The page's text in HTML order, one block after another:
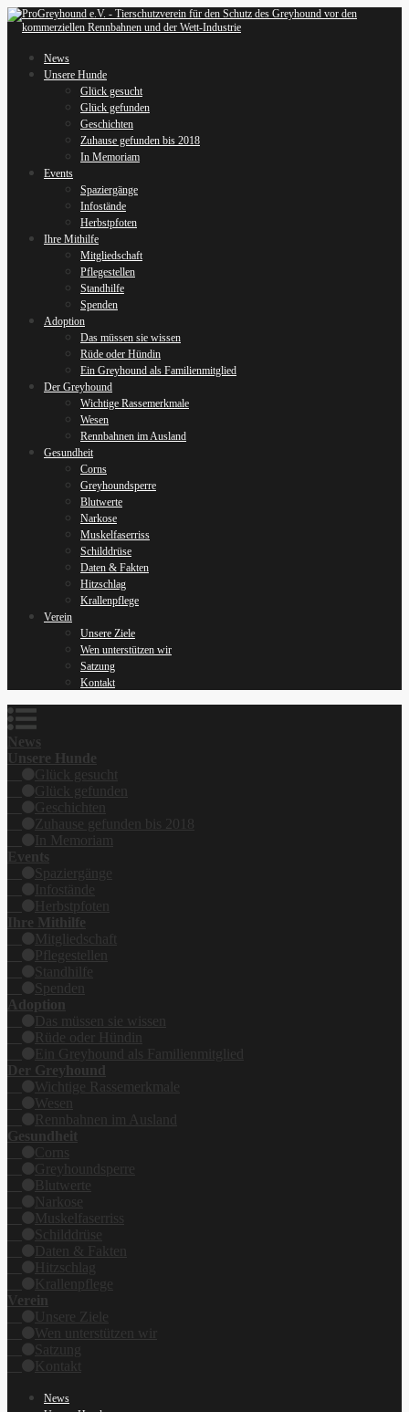
News
Unsere Hunde
Glück gesucht
Glück gefunden
Geschichten
Zuhause gefunden bis 2018
In Memoriam
Events
Spaziergänge
Infostände
Herbstpfoten
Ihre Mithilfe
Mitgliedschaft
Pflegestellen
Standhilfe
Spenden
Adoption
Das müssen sie wissen
Rüde oder Hündin
Ein Greyhound als Familienmitglied
Der Greyhound
Wichtige Rassemerkmale
Wesen
Rennbahnen im Ausland
Gesundheit
Corns
Greyhoundsperre
Blutwerte
Narkose
Muskelfaserriss
Schilddrüse
Daten & Fakten
Hitzschlag
Krallenpflege
Verein
Unsere Ziele
Wen unterstützen wir
Satzung
Kontakt
News
Unsere Hunde
Glück gesucht
Glück gefunden
Geschichten
Zuhause gefunden bis 2018
In Memoriam
Events
Spaziergänge
Infostände
Herbstpfoten
Ihre Mithilfe
Mitgliedschaft
Pflegestellen
Standhilfe
Spenden
Adoption
Das müssen sie wissen
Rüde oder Hündin
Ein Greyhound als Familienmitglied
Der Greyhound
Wichtige Rassemerkmale
Wesen
Rennbahnen im Ausland
Gesundheit
Corns
Greyhoundsperre
Blutwerte
Narkose
Muskelfaserriss
Schilddrüse
Daten & Fakten
Hitzschlag
Krallenpflege
Verein
Unsere Ziele
Wen unterstützen wir
Satzung
Kontakt
News